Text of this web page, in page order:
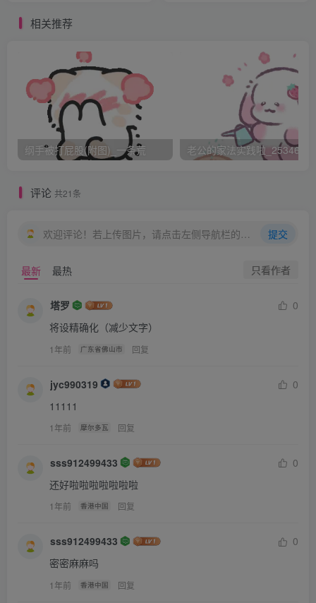
“宝贝，怎么一颗青菜都没吃呀？”赵茄子看到妹妹吃光了碗
“我不爱吃青菜。”赵贝茄一边嚼着鸡腿，一边撅着嘴。
“乖，多吃点青菜营养才全面呀。听话。”赵茄子耐心地夹起
一颗青菜，喂到妹妹嘴边。
“不吃。”赵贝茄把脸扭到一边。
“快吃！要不一会儿要打屁股了。”赵茄子假装生气。
吃，也不说话。
小瓜呆呆地看了两眼，扭头看了一眼自家姐姐，什么也没
“去给贝茄倒果汁呀，人家都给你倒了。”张金瓜察觉到妹妹
情绪不对。
“姐姐，我也不爱吃青菜。”
张金瓜果然猜对了，什么不爱吃青菜，原来是羡慕人家赵贝
茄有人喂了。
“我也不想吃，姐姐喂我。”张金瓜撅起小嘴，冲姐姐眨眼
“你爱吃不吃。”说完，又自顾自地吃起来。张小瓜从小就不
挑食，张金瓜也不惯她这毛病，这次看到人家有人喂就眼
红，张金瓜觉得又可气又可笑，都多大了还这么幼稚。
淡和小伙伴姐姐的宠爱形成了鲜明对比，更刺激了她的虚荣
心。没有心眼的赵贝茄只是觉得好玩，呵呵一笑，更让张小
瓜恼羞成怒，为什么赵贝茄挑食就能得到姐姐喂的待遇、而
相关推荐
纲手被打屁股(附图)_一条荒 老公的家法实践啦
评论 共21条
欢迎评论！若上传图片，请点击左侧导航栏的图床工具，获取图片链接。 提交
最新 最热 只看作者
塔罗
0
将设精确化（减少文字）
1年前 广东省佛山市 回复
jyc990319
0
11111
1年前 摩尔多瓦 回复
sss912499433
0
还好啦啦啦啦啦啦啦
1年前 香港中国 回复
sss912499433
0
密密麻麻吗
1年前 香港中国 回复